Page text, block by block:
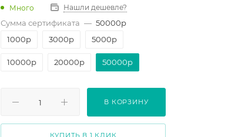
Много Нашли дешевле?
Сумма сертификата — 50000p
1000p
3000p 5000p
10000p 20000p 50000p
В КОРЗИНУ
КУПИТЬ В 1 КЛИК